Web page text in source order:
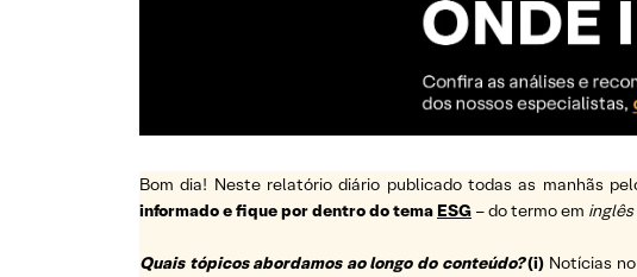
Bom dia! Neste relatório diário publicado todas as manhãs
informado e fique por dentro do tema ESG – do termo em
Quais tópicos abordamos ao longo do conteúdo? (i) Notícias